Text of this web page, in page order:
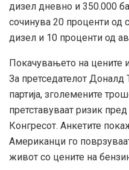
дизел дневно и 350.000
сочинува 20 проценти од
дизел и 10 проценти од
Покачувањето на цените
За претседателот
партија, зголемените
претставуваат ризик
Конгресот. Анкетите
Американци го
живот со цените на